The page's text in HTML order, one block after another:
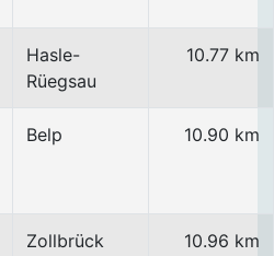
Hasle-
Rüegsau
10.77 km
Belp 10.90 km
Zollbrück 10.96 km